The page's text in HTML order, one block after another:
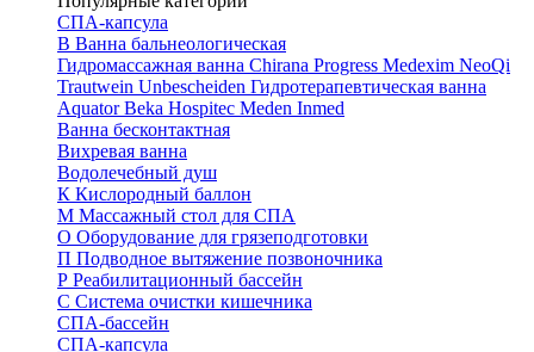
СПА-капсула
В Ванна бальнеологическая
Гидромассажная ванна Chirana Progress Medexim NeoQi
Trautwein Unbescheiden Гидротерапевтическая ванна
AquatorBeka Hospitec Meden Inmed
Ванна бесконтактная
Вихревая ванна
Водолечебный душ
К Кислородный баллон
М Массажный стол для СПА
О Оборудование для грязеподготовки
П Подводное вытяжение позвоночника
Р Реабилитационный бассейн
С Система очистки кишечника
СПА-бассейн
СПА-капсула